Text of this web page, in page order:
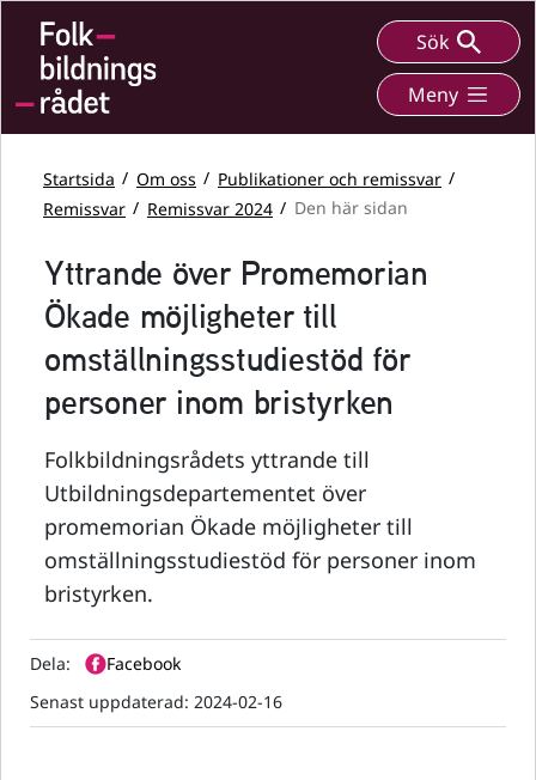
Sök
Meny
Startsida Om oss
Publikationer och remissvar
Remissvar
Remissvar 2024 Den här sidan
Yttrande över Promemorian
Ökade möjligheter till
omställningsstudiestöd för
personer inom bristyrken
Folkbildningsrådets yttrande till
Utbildningsdepartementet över
promemorian Ökade möjligheter till
omställningsstudiestöd för personer inom
bristyrken.
Dela:
Facebook
Senast uppdaterad: 2024-02-16